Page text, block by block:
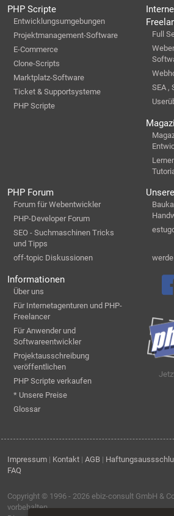
PHP Scripte
Entwicklungsumgebungen
Projektmanagement-Software
E-Commerce
Clone-Scripts
Marktplatz-Software
Ticket & Supportsysteme
PHP Scripte
Full
SEA ,
PHP Forum
Forum für Webentwickler
PHP-Developer Forum
SEO - Suchmaschinen Tricks
und Tipps
off-topic Diskussionen
Informationen
Über uns
Für Internetagenturen und PHP-
Freelancer
Für Anwender und
Softwareentwickler
Projektausschreibung
veröffentlichen
PHP Scripte verkaufen
* Unsere Preise
Glossar
Impressum | Kontakt | AGB |
FAQ
Copyright © 1996 - 2026 ebiz-consult GmbH &
vorbehalten.